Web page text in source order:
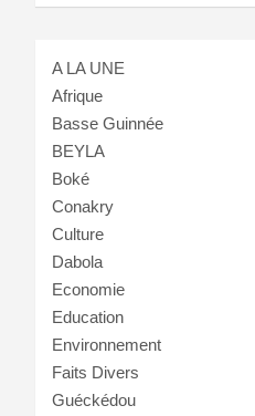
A LA UNE
Afrique
Basse Guinnée
BEYLA
Boké
Conakry
Culture
Dabola
Economie
Education
Environnement
Faits Divers
Guéckédou